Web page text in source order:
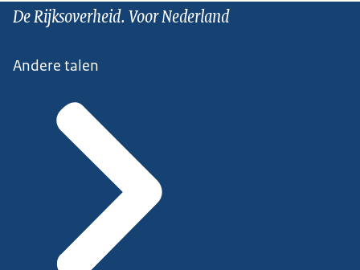
De Rijksoverheid. Voor Nederland
Andere talen